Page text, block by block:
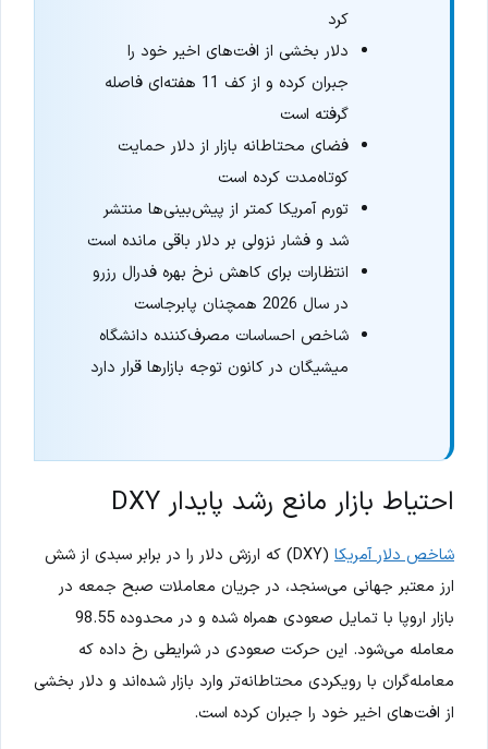
کرد
دلار بخشی از افت‌های اخیر خود را
جبران کرده و از کف 11 هفته‌ای فاصله
گرفته است
فضای محتاطانه بازار از دلار حمایت
کوتاه‌مدت کرده است
تورم آمریکا کمتر از پیش‌بینی‌ها منتشر
شد و فشار نزولی بر دلار باقی مانده است
انتظارات برای کاهش نرخ بهره فدرال رزرو
در سال 2026 همچنان پابرجاست
شاخص احساسات مصرف‌کننده دانشگاه
میشیگان در کانون توجه بازارها قرار دارد
احتیاط بازار مانع رشد پایدار DXY
شاخص دلار آمریکا
(DXY) که ارزش دلار را در برابر سبدی از شش
ارز معتبر جهانی می‌سنجد، در جریان معاملات صبح جمعه در
بازار اروپا با تمایل صعودی همراه شده و در محدوده 98.55
معامله می‌شود. این حرکت صعودی در شرایطی رخ داده که
معامله‌گران با رویکردی محتاطانه‌تر وارد بازار شده‌اند و دلار بخشی
از افت‌های اخیر خود را جبران کرده است.